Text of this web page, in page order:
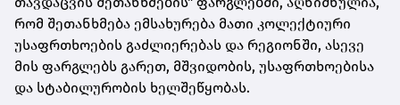
რომ შეთანხმება ემსახურება მათი კოლექტიური
უსაფრთხოების გაძლიერებას და რეგიონში, ასევე
მის ფარგლებს გარეთ, მშვიდობის, უსაფრთხოებისა
და სტაბილურობის ხელშეწყობას.